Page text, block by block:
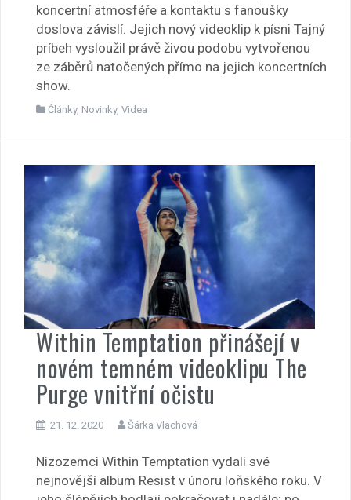
koncertní atmosféře a kontaktu s fanoušky
doslova závislí. Jejich nový videoklip k písni Tajný
príbeh vysloužil právě živou podobu vytvořenou
ze záběrů natočených přímo na jejich koncertních
show.
Články, Novinky, Videa
Within Temptation přinášejí v
novém temném videoklipu The
Purge vnitřní očistu
21. 12. 2020 Šárka Vlachová
Nizozemci Within Temptation vydali své
nejnovější album Resist v únoru loňského roku. V